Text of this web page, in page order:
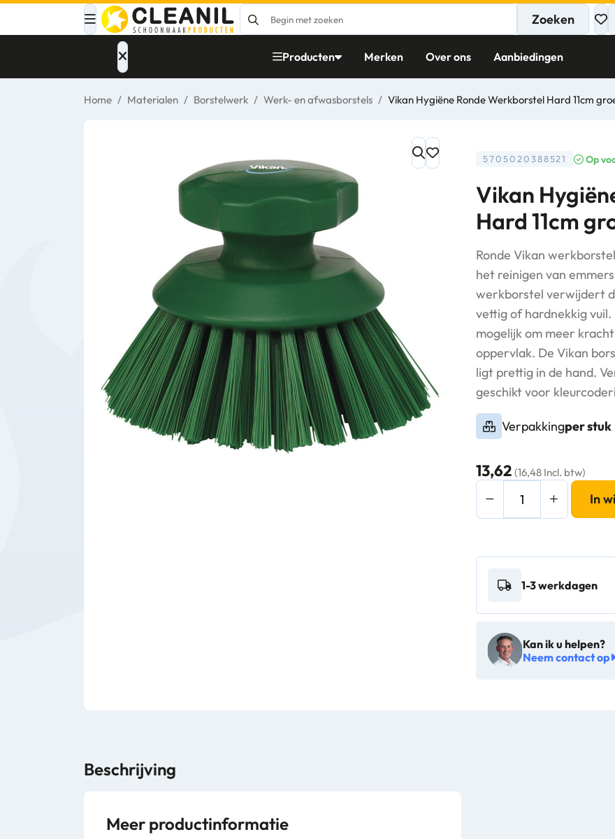
Zoeken
Producten
Reinigingsmiddelen
Papier – Dispensers
- Toiletinrichting
Glasbewassing
Bedrijfsbenodigdheden
Machines
Persoonlijke
Bescherming
Merken Over ons Aanbiedingen
Home / Materialen / Borstelwerk / Werk- en afwasborstels / Vikan Hygiëne Ronde Werkborstel Hard 11cm
5705020388521 Op
Vikan
Hard 11cm
Ronde Vikan
het reinigen van
werkborstel verwijdert
vettig of hardnekkig
mogelijk om meer
oppervlak. De Vikan
ligt prettig in de hand.
geschikt voor
Verpakkingper stuk
13,62(16,48 Incl. btw)
Hygiëne
11cm
38852
aantal
In
1-3 werkdagen
Kan ik u helpen?
Neem contact op
Beschrijving
Meer productinformatie